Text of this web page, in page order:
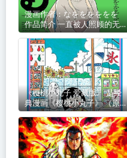
漫画作者：なをををををを
作品简介 一直被人照顾的无
业游民星野
《樱桃小丸子 爱藏版》 是经
典漫画《樱桃小丸子》 （原
作：樱桃子）的精选典藏版，
台湾东立出版社于 2019年 出
版发行 最后编辑由 无